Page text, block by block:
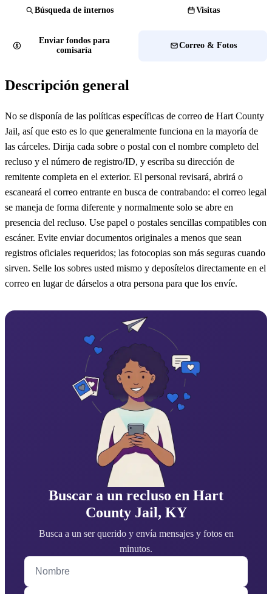
Búsqueda de internos Visitas
Enviar fondos para
comisaría
Correo & Fotos
Descripción general
No se disponía de las políticas específicas de correo de Hart County
Jail, así que esto es lo que generalmente funciona en la mayoría de
las cárceles. Dirija cada sobre o postal con el nombre completo del
recluso y el número de registro/ID, y escriba su dirección de
remitente completa en el exterior. El personal revisará, abrirá o
escaneará el correo entrante en busca de contrabando: el correo legal
se maneja de forma diferente y normalmente solo se abre en
presencia del recluso. Use papel o postales sencillas compatibles con
escáner. Evite enviar documentos originales a menos que sean
registros oficiales requeridos; las fotocopias son más seguras cuando
sirven. Selle los sobres usted mismo y deposítelos directamente en el
correo en lugar de dárselos a otra persona para que los envíe.
Buscar a un recluso en Hart
County Jail, KY
Busca a un ser querido y envía mensajes y fotos en
minutos.
Nombre